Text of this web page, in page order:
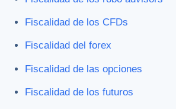
Fiscalidad de los CFDs
Fiscalidad del forex
Fiscalidad de las opciones
Fiscalidad de los futuros